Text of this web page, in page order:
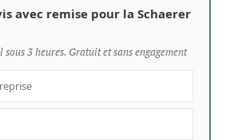
avec remise pour la Schaerer
3 heures. Gratuit et sans engagement